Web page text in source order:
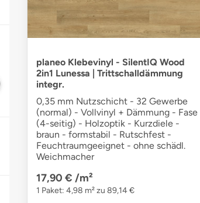
planeo Klebevinyl - SilentIQ Wood
2in1 Lunessa | Trittschalldämmung
integr.
0,35 mm Nutzschicht - 32 Gewerbe
(normal) - Vollvinyl + Dämmung - Fase
(4-seitig) - Holzoptik - Kurzdiele -
braun - formstabil - Rutschfest -
Feuchtraumgeeignet - ohne schädl.
Weichmacher
17,90 € /m²
1 Paket: 4,98 m² zu 89,14 €